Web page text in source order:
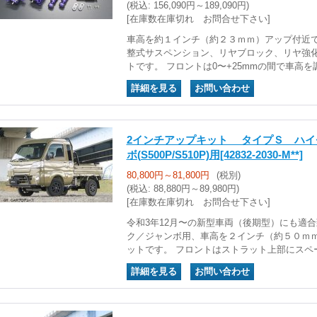
(税込: 156,090円～189,090円)
[在庫数在庫切れ お問合せ下さい]
車高を約１インチ（約２３ｍｍ）アップ付近
整式サスペンション、リヤブロック、リヤ強
トです。 フロントは0〜+25mmの間で車高
2インチアップキット タイプＳ ハイ
ボ(S500P/S510P)用 [42832-2030-M**]
80,800円～81,800円
(税別)
(税込: 88,880円～89,980円)
[在庫数在庫切れ お問合せ下さい]
令和3年12月〜の新型車両（後期型）にも適
ク／ジャンボ用、車高を２インチ（約５０ｍ
ットです。 フロントはストラット上部にス